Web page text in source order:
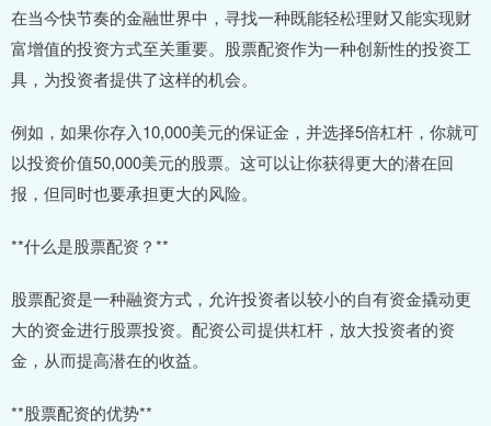
在当今快节奏的金融世界中，寻找一种既能轻松理财又能实现财
富增值的投资方式至关重要。股票配资作为一种创新性的投资工
具，为投资者提供了这样的机会。
例如，如果你存入10,000美元的保证金，并选择5倍杠杆，你就可
以投资价值50,000美元的股票。这可以让你获得更大的潜在回
报，但同时也要承担更大的风险。
**什么是股票配资？**
股票配资是一种融资方式，允许投资者以较小的自有资金撬动更
大的资金进行股票投资。配资公司提供杠杆，放大投资者的资
金，从而提高潜在的收益。
**股票配资的优势**